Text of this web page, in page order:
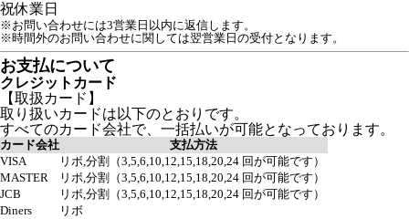
祝休業日
※お問い合わせには3営業日以内に返信します。
※時間外のお問い合わせに関しては翌営業日の受付となります。
お支払について
クレジットカード
【取扱カード】
取り扱いカードは以下のとおりです。
すべてのカード会社で、一括払いが可能となっております。
カード会社
支払方法
VISA
リボ,分割（3,5,6,10,12,15,18,20,24 回が可能です）
MASTER
リボ,分割（3,5,6,10,12,15,18,20,24 回が可能です）
JCB
リボ,分割（3,5,6,10,12,15,18,20,24 回が可能です）
Diners
リボ